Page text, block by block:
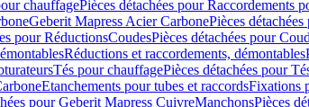
chauffagePièces détachées pour Raccordements
Geberit Mapress Acier CarbonePièces
pour RéductionsCoudesPièces détachées pour
Réductions et raccordements, démontables
Tés pour chauffagePièces détachées pour
Etanchements pour tubes et raccordsFixations
pour Geberit Mapress CuivreManchonsPièces